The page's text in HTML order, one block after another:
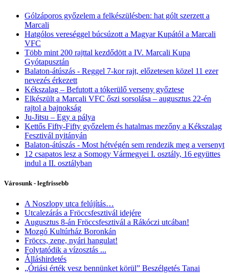
Gólzáporos győzelem a felkészülésben: hat gólt szerzett a
Marcali
Hatgólos vereséggel búcsúzott a Magyar Kupától a Marcali
VFC
Több mint 200 rajttal kezdődött a IV. Marcali Kupa
Gyótapusztán
Balaton-átúszás - Reggel 7-kor rajt, előzetesen közel 11 ezer
nevezés érkezett
Kékszalag – Befutott a tókerülő verseny győztese
Elkészült a Marcali VFC őszi sorsolása – augusztus 22-én
rajtol a bajnokság
Ju-Jitsu – Egy a pálya
Kettős Fifty-Fifty győzelem és hatalmas mezőny a Kékszalag
Fesztivál nyitányán
Balaton-átúszás - Most hétvégén sem rendezik meg a versenyt
12 csapatos lesz a Somogy Vármegyei I. osztály, 16 együttes
indul a II. osztályban
Városunk - legfrissebb
A Noszlopy utca felújítás…
Utcalezárás a Fröccsfesztivál idejére
Augusztus 8-án Fröccsfesztivál a Rákóczi utcában!
Mozgó Kultúrház Boronkán
Fröccs, zene, nyári hangulat!
Folytatódik a vízosztás ...
Álláshirdetés
„Óriási érték vesz bennünket körül” Beszélgetés Tanai